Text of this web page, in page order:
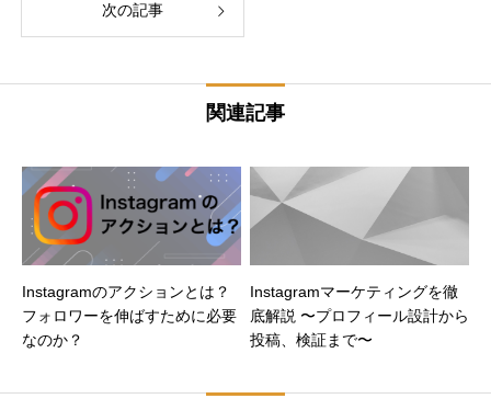
次の記事
関連記事
Instagramのアクションとは？
フォロワーを伸ばすために必要
なのか？
Instagramマーケティングを徹
底解説 〜プロフィール設計から
投稿、検証まで〜